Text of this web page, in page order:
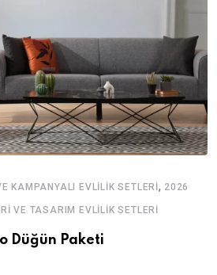
KAMPANYALI EVLILIK SETLERI, 2026
VE TASARIM EVLILIK SETLERI
Düğün Paketi